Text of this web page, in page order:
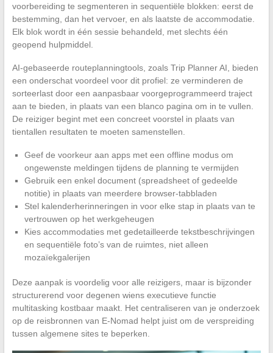
voorbereiding te segmenteren in sequentiële blokken: eerst de
bestemming, dan het vervoer, en als laatste de accommodatie.
Elk blok wordt in één sessie behandeld, met slechts één
geopend hulpmiddel.
AI-gebaseerde routeplanningtools, zoals Trip Planner AI, bieden
een onderschat voordeel voor dit profiel: ze verminderen de
sorteerlast door een aanpasbaar voorgeprogrammeerd traject
aan te bieden, in plaats van een blanco pagina om in te vullen.
De reiziger begint met een concreet voorstel in plaats van
tientallen resultaten te moeten samenstellen.
Geef de voorkeur aan apps met een offline modus om
ongewenste meldingen tijdens de planning te vermijden
Gebruik een enkel document (spreadsheet of gedeelde
notitie) in plaats van meerdere browser-tabbladen
Stel kalenderherinneringen in voor elke stap in plaats van te
vertrouwen op het werkgeheugen
Kies accommodaties met gedetailleerde tekstbeschrijvingen
en sequentiële foto’s van de ruimtes, niet alleen
mozaïekgalerijen
Deze aanpak is voordelig voor alle reizigers, maar is bijzonder
structurerend voor degenen wiens executieve functie
multitasking kostbaar maakt. Het centraliseren van je onderzoek
op de reisbronnen van E-Nomad helpt juist om de verspreiding
tussen algemene sites te beperken.